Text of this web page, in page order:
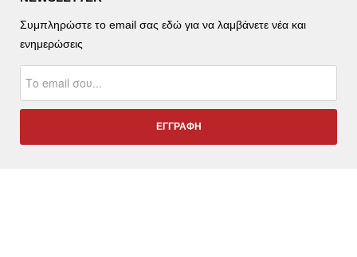
Συμπληρώστε το email σας εδώ για να λαμβάνετε νέα και
ενημερώσεις